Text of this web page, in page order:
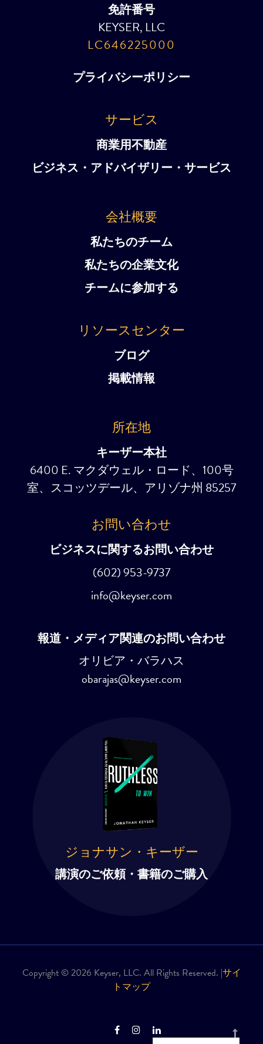
免許番号
KEYSER, LLC
LC646225000
プライバシーポリシー
サービス
商業用不動産
ビジネス・アドバイザリー・サービス
会社概要
私たちのチーム
私たちの企業文化
チームに参加する
リソースセンター
ブログ
掲載情報
所在地
キーザー本社
6400 E. マクダウェル・ロード、100号
室、スコッツデール、アリゾナ州 85257
お問い合わせ
ビジネスに関するお問い合わせ
(602) 953-9737
info@keyser.com
報道・メディア関連のお問い合わせ
オリビア・バラハス
obarajas@keyser.com
ジョナサン・キーザー
講演のご依頼・書籍のご購入
Copyright © 2026 Keyser, LLC. All Rights Reserved. |サイ
トマップ